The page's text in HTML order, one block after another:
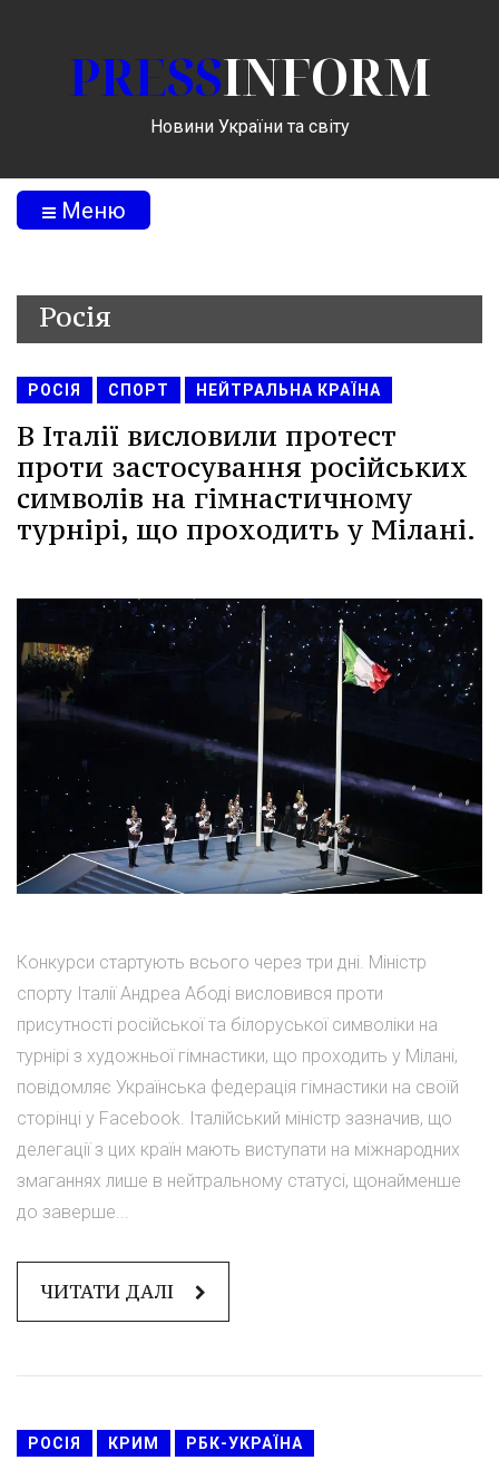
PRESSINFORM
Новини України та світу
Меню
Росія
РОСІЯ СПОРТ НЕЙТРАЛЬНА КРАЇНА
В Італії висловили протест
проти застосування російських
символів на гімнастичному
турнірі, що проходить у Мілані.
Конкурси стартують всього через три дні. Міністр
спорту Італії Андреа Абоді висловився проти
присутності російської та білоруської символіки на
турнірі з художньої гімнастики, що проходить у Мілані,
повідомляє Українська федерація гімнастики на своїй
сторінці у Facebook. Італійський міністр зазначив, що
делегації з цих країн мають виступати на міжнародних
змаганнях лише в нейтральному статусі, щонайменше
до заверше...
ЧИТАТИ ДАЛІ
РОСІЯ КРИМ РБК-УКРАЇНА